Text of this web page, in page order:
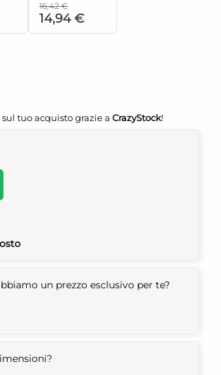
16,42 €
14,94 €
sul tuo acquisto grazie a CrazyStock!
un prezzo esclusivo per te?